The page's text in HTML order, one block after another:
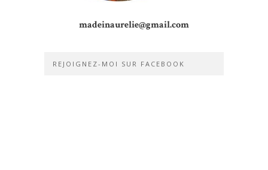
madeinaurelie@gmail.com
REJOIGNEZ-MOI SUR FACEBOOK